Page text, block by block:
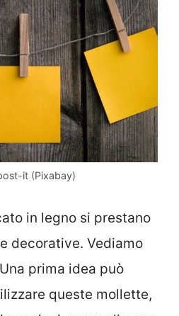
it (Pixabay)
in legno si prestano
decorative. Vediamo
prima idea può
queste mollette,